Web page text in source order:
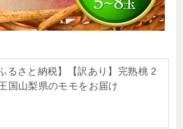
るさと納税】【訳あり】完熟桃 2
国山梨県のモモをお届け